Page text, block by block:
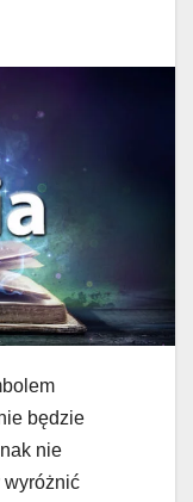
będzie
nie
wyróżnić